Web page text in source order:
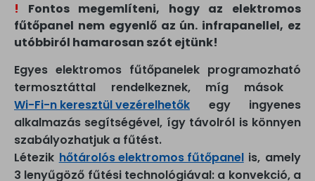
! Fontos megemlíteni, hogy az elektromos
fűtőpanel nem egyenlő az ún. infrapanellel, ez
utóbbiról hamarosan szót ejtünk!
Egyes elektromos fűtőpanelek programozható
termosztáttal rendelkeznek, míg mások
Wi-Fi-n keresztül vezérelhetők egy ingyenes
alkalmazás segítségével, így távolról is könnyen
szabályozhatjuk a fűtést.
Létezik hőtárolós elektromos fűtőpanelis, amely
3 lenyűgöző fűtési technológiával: a konvekció, a